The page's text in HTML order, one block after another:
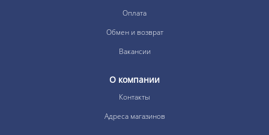
Оплата
Обмен и возврат
Вакансии
О компании
Контакты
Адреса магазинов